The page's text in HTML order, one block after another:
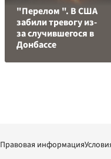
"Перелом ". В США
забили тревогу из-
за случившегося в
Донбассе
Правовая информация